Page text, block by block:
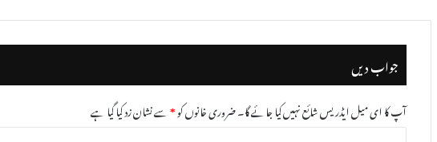
جواب دیں
آپ کا ای میل ایڈریس شائع نہیں کیا جائے گا۔ضروری خانوں کو*سے نشان زد کیا گیا ہے